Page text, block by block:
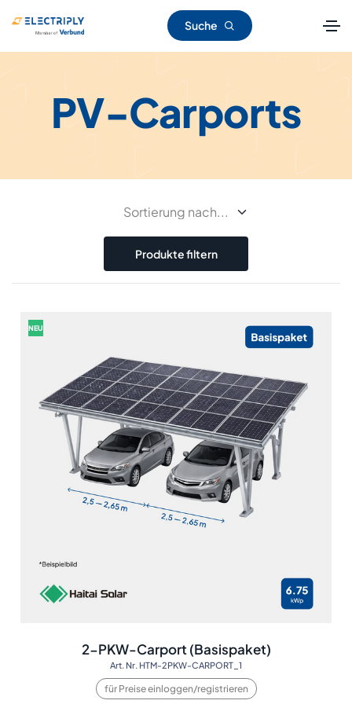
Suche
PV-Carports
Produkte filtern
NEU
2-PKW-Carport (Basispaket)
Art. Nr. HTM-2PKW-CARPORT_1
für Preise einloggen/registrieren